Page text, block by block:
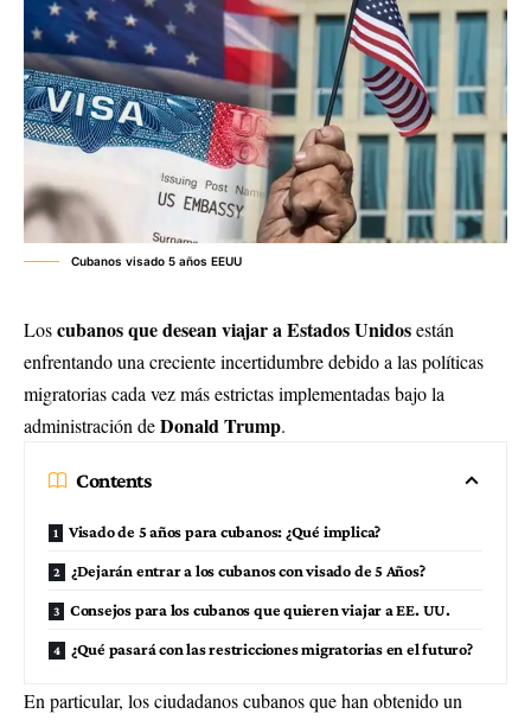
Cubanos visado 5 años EEUU
Loscubanos que desean viajar a Estados Unidosestán
enfrentando una creciente incertidumbre debido a las políticas
migratorias cada vez más estrictas implementadas bajo la
administración deDonald Trump.
Contents
Visado de 5 años para cubanos: ¿Qué implica?
¿Dejarán entrar a los cubanos con visado de 5 Años?
Consejos para los cubanos que quieren viajar a EE. UU.
¿Qué pasará con las restricciones migratorias en el futuro?
En particular, los ciudadanos cubanos que han obtenido un